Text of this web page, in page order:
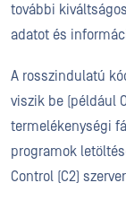
további
adatot és
A rosszindulatú
viszik be (például
termelékenységi
programok
Control (C2)